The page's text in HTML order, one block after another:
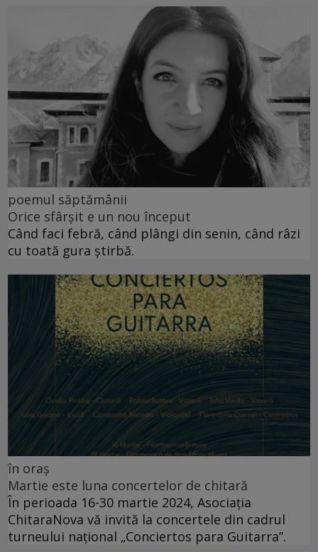
poemul săptămânii
Orice sfârșit e un nou început
Când faci febră, când plângi din senin, când râzi
cu toată gura știrbă.
în oraș
Martie este luna concertelor de chitară
În perioada 16-30 martie 2024, Asociația
ChitaraNova vă invită la concertele din cadrul
turneului național „Conciertos para Guitarra”.